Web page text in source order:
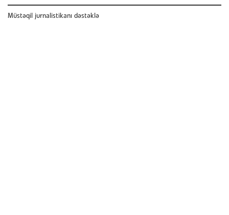
Müstəqil jurnalistikanı dəstəklə